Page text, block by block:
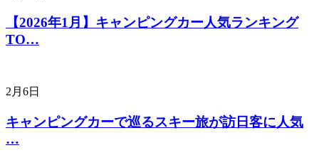
【2026年1月】キャンピングカー人気ランキング
TO…
2月6日
キャンピングカーで巡るスキー旅が訪日客に人気
…